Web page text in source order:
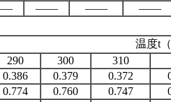
—— —— ——
温度t
290 300
310
0.386 0.379 0.372
0.774 0.760 0.747